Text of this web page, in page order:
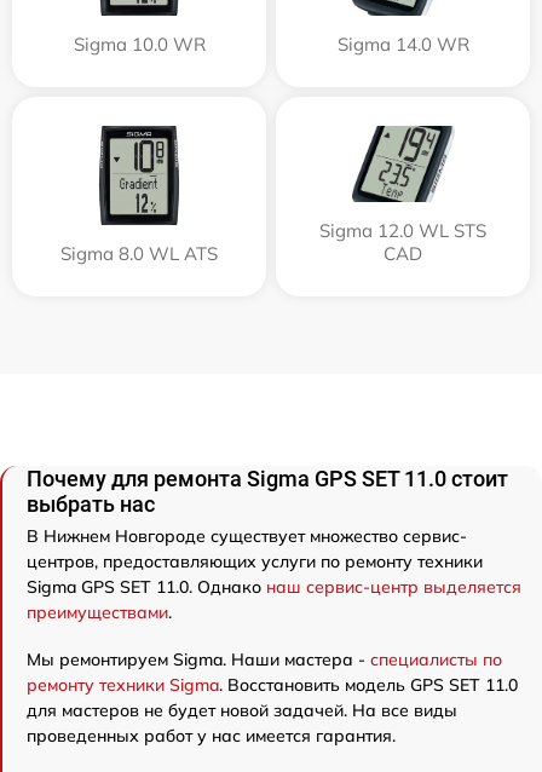
Sigma 10.0 WR Sigma 14.0 WR
Sigma 8.0 WL ATS
Sigma 12.0 WL STS
CAD
Почему для ремонта Sigma GPS SET 11.0 стоит
выбрать нас
В Нижнем Новгороде существует множество сервис-
центров, предоставляющих услуги по ремонту техники
Sigma GPS SET 11.0. Однако наш сервис-центр выделяется
преимуществами.
Мы ремонтируем Sigma. Наши мастера - специалисты по
ремонту техники Sigma. Восстановить модель GPS SET 11.0
для мастеров не будет новой задачей. На все виды
проведенных работ у нас имеется гарантия.